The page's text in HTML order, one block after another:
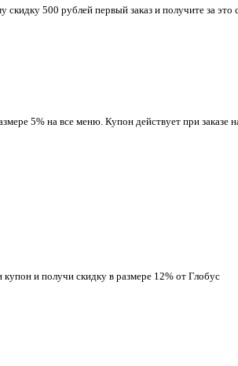
500 рублей первый заказ и получите за это
5% на все меню. Купон действует при заказе
и получи скидку в размере 12% от Глобус